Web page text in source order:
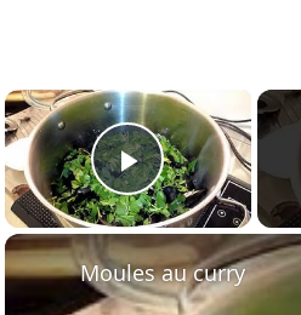
Play Video
Moules au curry